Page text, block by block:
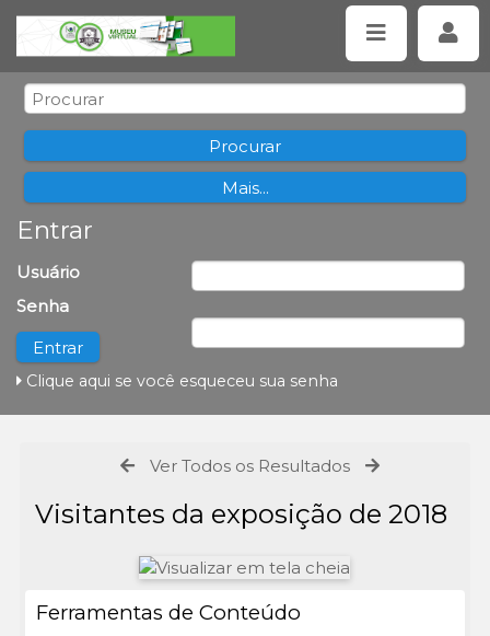
Entrar
Usuário
Senha
Clique aqui se você esqueceu sua senha
Ver Todos os Resultados
Visitantes da exposição de 2018
Ferramentas de Conteúdo